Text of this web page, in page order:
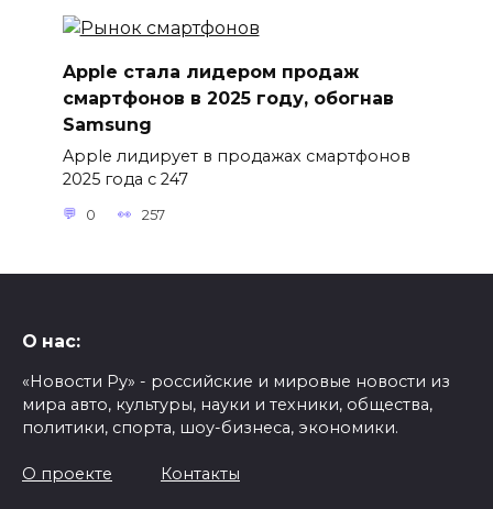
Apple стала лидером продаж
смартфонов в 2025 году, обогнав
Samsung
Apple лидирует в продажах смартфонов
2025 года с 247
0 257
О нас:
«Новости Ру» - российские и мировые новости из
мира авто, культуры, науки и техники, общества,
политики, спорта, шоу-бизнеса, экономики.
О проекте Контакты